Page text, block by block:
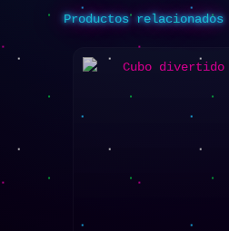
Productos relacionados